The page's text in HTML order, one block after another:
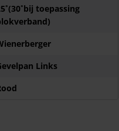
toepassing
Links